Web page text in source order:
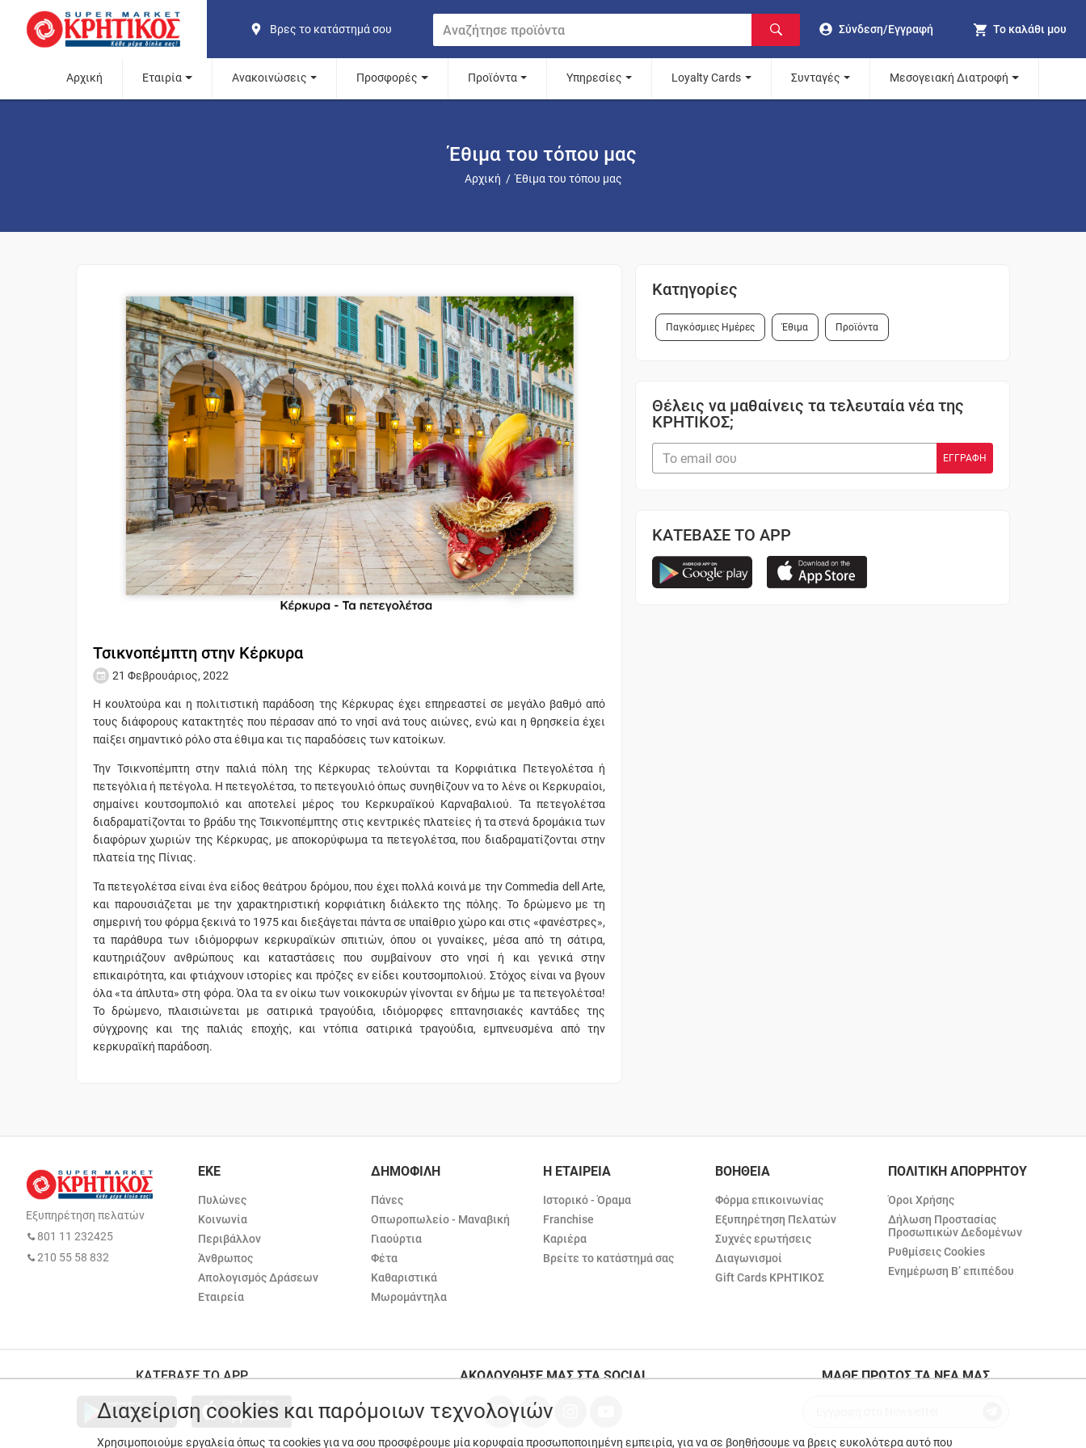
Βρες το κατάστημά σου Σύνδεση/Εγγραφή Το καλάθι μου
Αρχική Εταιρία Ανακοινώσεις Προσφορές Προϊόντα Υπηρεσίες Loyalty Cards Συνταγές Μεσογειακή Διατροφή
Έθιμα του τόπου μας
Αρχική / Έθιμα του τόπου μας
Τσικνοπέμπτη στην Κέρκυρα
21 Φεβρουάριος, 2022
Η κουλτούρα και η πολιτιστική παράδοση της Κέρκυρας έχει επηρεαστεί σε μεγάλο βαθμό από
τους διάφορους κατακτητές που πέρασαν από το νησί ανά τους αιώνες, ενώ και η θρησκεία έχει
παίξει σημαντικό ρόλο στα έθιμα και τις παραδόσεις των κατοίκων.
Την Τσικνοπέμπτη στην παλιά πόλη της Κέρκυρας τελούνται τα Κορφιάτικα Πετεγολέτσα ή
πετεγόλια ή πετέγολα. Η πετεγολέτσα, το πετεγουλιό όπως συνηθίζουν να το λένε οι Κερκυραίοι,
σημαίνει κουτσομπολιό και αποτελεί μέρος του Κερκυραϊκού Καρναβαλιού. Τα πετεγολέτσα
διαδραματίζονται το βράδυ της Τσικνοπέμπτης στις κεντρικές πλατείες ή τα στενά δρομάκια των
διαφόρων χωριών της Κέρκυρας, με αποκορύφωμα τα πετεγολέτσα, που διαδραματίζονται στην
πλατεία της Πίνιας.
Τα πετεγολέτσα είναι ένα είδος θεάτρου δρόμου, που έχει πολλά κοινά με την Commedia dell Arte,
και παρουσιάζεται με την χαρακτηριστική κορφιάτικη διάλεκτο της πόλης. Το δρώμενο με τη
σημερινή του φόρμα ξεκινά το 1975 και διεξάγεται πάντα σε υπαίθριο χώρο και στις «φανέστρες»,
τα παράθυρα των ιδιόμορφων κερκυραϊκών σπιτιών, όπου οι γυναίκες, μέσα από τη σάτιρα,
καυτηριάζουν ανθρώπους και καταστάσεις που συμβαίνουν στο νησί ή και γενικά στην
επικαιρότητα, και φτιάχνουν ιστορίες και πρόζες εν είδει κουτσομπολιού. Στόχος είναι να βγουν
όλα «τα άπλυτα» στη φόρα. Όλα τα εν οίκω των νοικοκυρών γίνονται εν δήμω με τα πετεγολέτσα!
Το δρώμενο, πλαισιώνεται με σατιρικά τραγούδια, ιδιόμορφες επτανησιακές καντάδες της
σύγχρονης και της παλιάς εποχής, και ντόπια σατιρικά τραγούδια, εμπνευσμένα από την
κερκυραϊκή παράδοση.
Κατηγορίες
Παγκόσμιες Ημέρες Έθιμα Προϊόντα
Θέλεις να μαθαίνεις τα τελευταία νέα της
ΚΡΗΤΙΚΟΣ;
ΚΑΤΕΒΑΣΕ ΤΟ APP
Εξυπηρέτηση πελατών
801 11 232425
210 55 58 832
ΕΚΕ
Πυλώνες
Κοινωνία
Περιβάλλον
Άνθρωπος
Απολογισμός Δράσεων
Εταιρεία
ΔΗΜΟΦΙΛΗ
Πάνες
Οπωροπωλείο - Μαναβική
Γιαούρτια
Φέτα
Καθαριστικά
Μωρομάντηλα
Η ΕΤΑΙΡΕΙΑ
Ιστορικό - Όραμα
Franchise
Καριέρα
Βρείτε το κατάστημά σας
ΒΟΗΘΕΙΑ
Φόρμα επικοινωνίας
Εξυπηρέτηση Πελατών
Συχνές ερωτήσεις
Διαγωνισμοί
Gift Cards ΚΡΗΤΙΚΟΣ
ΠΟΛΙΤΙΚΗ ΑΠΟΡΡΗΤΟΥ
Όροι Χρήσης
Δήλωση Προστασίας
Προσωπικών Δεδομένων
Ρυθμίσεις Cookies
Ενημέρωση Β’ επιπέδου
ΚΑΤΕΒΑΣΕ ΤΟ APP ΑΚΟΛΟΥΘΗΣΕ ΜΑΣ ΣΤΑ SOCIAL ΜΑΘΕ ΠΡΩΤΟΣ ΤΑ ΝΕΑ ΜΑΣ
Διαχείριση cookies και παρόμοιων τεχνολογιών
Χρησιμοποιούμε εργαλεία όπως τα cookies για να σου προσφέρουμε μία κορυφαία προσωποποιημένη εμπειρία, για να σε βοηθήσουμε να βρεις ευκολότερα αυτό που